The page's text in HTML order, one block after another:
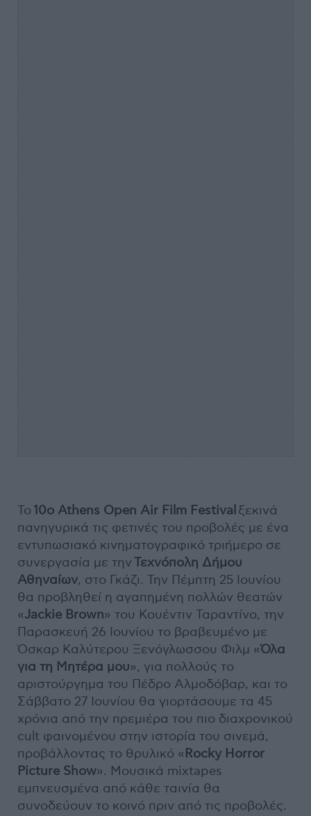
Το 10ο Athens Open Air Film Festival ξεκινά
πανηγυρικά τις φετινές του προβολές με ένα
εντυπωσιακό κινηματογραφικό τριήμερο σε
συνεργασία με την Τεχνόπολη Δήμου
Αθηναίων, στο Γκάζι. Την Πέμπτη 25 Ιουνίου
θα προβληθεί η αγαπημένη πολλών θεατών
«Jackie Brown» του Κουέντιν Ταραντίνο, την
Παρασκευή 26 Ιουνίου το βραβευμένο με
Όσκαρ Καλύτερου Ξενόγλωσσου Φιλμ «Όλα
για τη Μητέρα μου», για πολλούς το
αριστούργημα του Πέδρο Αλμοδόβαρ, και το
Σάββατο 27 Ιουνίου θα γιορτάσουμε τα 45
χρόνια από την πρεμιέρα του πιο διαχρονικού
cult φαινομένου στην ιστορία του σινεμά,
προβάλλοντας το θρυλικό « Rocky Horror
Picture Show». Μουσικά mixtapes
εμπνευσμένα από κάθε ταινία θα
συνοδεύουν το κοινό πριν από τις προβολές.